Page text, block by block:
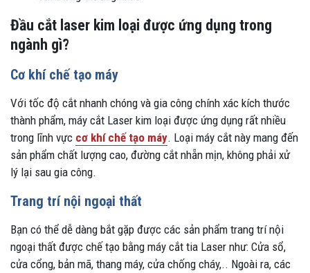
Đầu cắt laser kim loại được ứng dụng trong
ngành gì?
Cơ khí chế tạo máy
Với tốc độ cắt nhanh chóng và gia công chính xác kích thước
thành phẩm, máy cắt Laser kim loại được ứng dụng rất nhiều
trong lĩnh vực cơ khí chế tạo máy. Loại máy cắt này mang đến
sản phẩm chất lượng cao, đường cắt nhẵn mịn, không phải xử
lý lại sau gia công.
Trang trí nội ngoại thất
Bạn có thể dễ dàng bắt gặp được các sản phẩm trang trí nội
ngoại thất được chế tạo bằng máy cắt tia Laser như: Cửa sổ,
cửa cổng, bản mã, thang máy, cửa chống cháy,.. Ngoài ra, các